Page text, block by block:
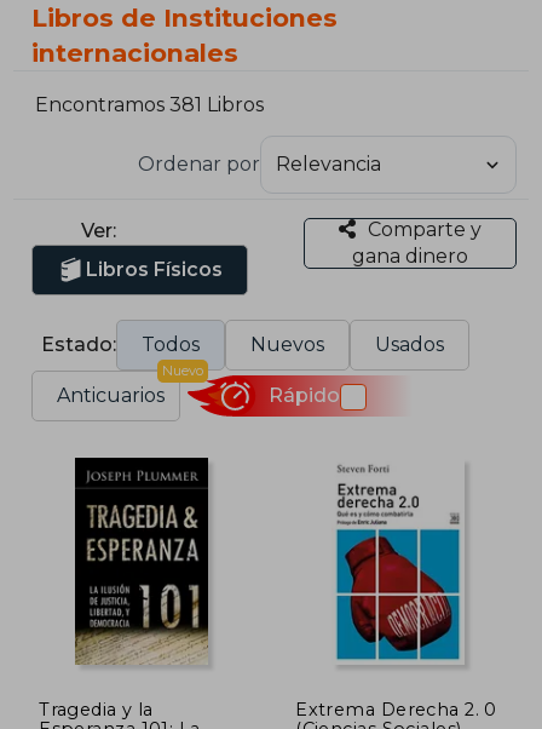
Libros de Instituciones
internacionales
Encontramos 381 Libros
Ordenar por
Ver:
Libros Físicos
Comparte y
gana dinero
Estado: Todos Nuevos Usados
Anticuarios
Nuevo
Rápido
Tragedia y la
Extrema Derecha 2. 0